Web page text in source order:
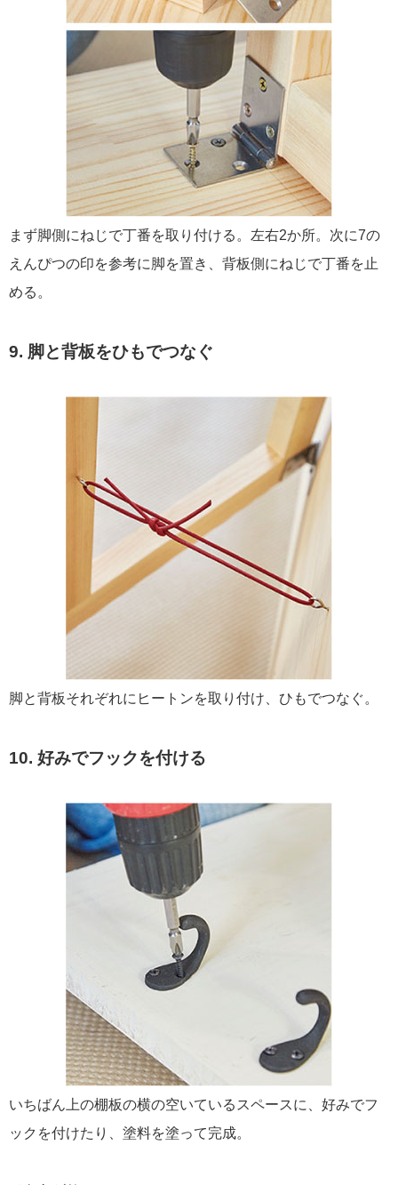
まず脚側にねじで丁番を取り付ける。左右2か所。次に7の
えんぴつの印を参考に脚を置き、背板側にねじで丁番を止
める。
9. 脚と背板をひもでつなぐ
脚と背板それぞれにヒートンを取り付け、ひもでつなぐ。
10. 好みでフックを付ける
いちばん上の棚板の横の空いているスペースに、好みでフ
ックを付けたり、塗料を塗って完成。